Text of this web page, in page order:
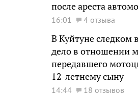
после ареста
16:01 4 отзыва
В Куйтуне следком
дело в отношении
передавшего
12-летнему сыну
14:44 18 отзывов